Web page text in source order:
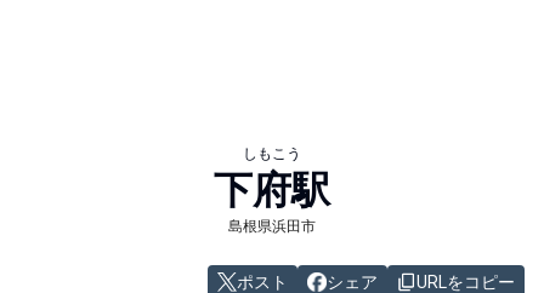
しもこう
下府駅
島根県浜田市
ポスト シェア URLをコピー